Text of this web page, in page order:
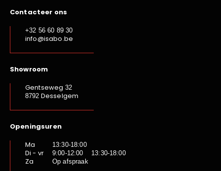
Contacteer ons
+32 56 60 89 30
info@isabo.be
Showroom
Gentseweg 32
8792 Desselgem
Openingsuren
Ma
13:30-18:00
Di - vr 9:00-12:00 13:30-18:00
Za Op afspraak